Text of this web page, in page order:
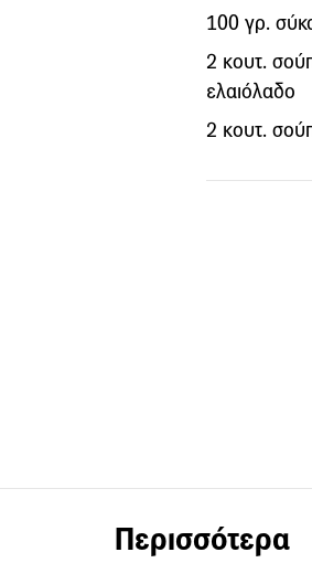
100 γρ.
2 κουτ.
ελαιόλαδο
2 κουτ.
Περισσότερα